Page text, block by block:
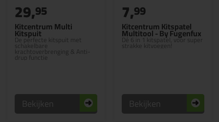
Kitcentrum Multi
Kitspuit
De perfecte kitspuit met
schakelbare
krachtoverbrenging & Anti-
drup functie
29,95
Bekijken
Kitcentrum Kitspatel
Multitool - By Fugenfux
Dé 6 in 1 kitspatel, voor super
strakke kitvoegen!
7,99
Bekijken